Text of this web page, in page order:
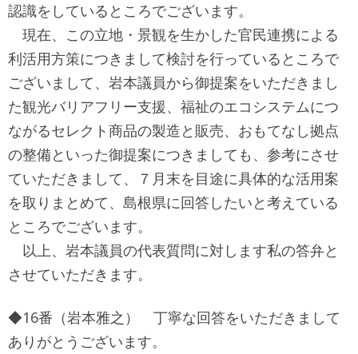
認識をしているところでございます。
現在、この立地・景観を生かした官民連携による
利活用方策につきまして検討を行っているところで
ございまして、岩本議員から御提案をいただきまし
た観光バリアフリー支援、福祉のエコシステムにつ
ながるセレクト商品の製造と販売、おもてなし拠点
の整備といった御提案につきましても、参考にさせ
ていただきまして、７月末を目途に具体的な活用案
を取りまとめて、島根県に回答したいと考えている
ところでございます。
以上、岩本議員の代表質問に対します私の答弁と
させていただきます。
◆16番（岩本雅之） 丁寧な回答をいただきまして
ありがとうございます。